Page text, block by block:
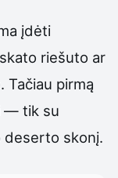
įdėti
riešuto ar
Tačiau pirmą
— tik su
deserto skonį.